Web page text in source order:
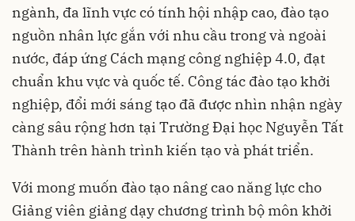
ngành, đa lĩnh vực có tính hội nhập cao, đào tạo
nguồn nhân lực gắn với nhu cầu trong và ngoài
nước, đáp ứng Cách mạng công nghiệp 4.0, đạt
chuẩn khu vực và quốc tế. Công tác đào tạo khởi
nghiệp, đổi mới sáng tạo đã được nhìn nhận ngày
càng sâu rộng hơn tại Trường Đại học Nguyễn Tất
Thành trên hành trình kiến tạo và phát triển.
Với mong muốn đào tạo nâng cao năng lực cho
Giảng viên giảng dạy chương trình bộ môn khởi